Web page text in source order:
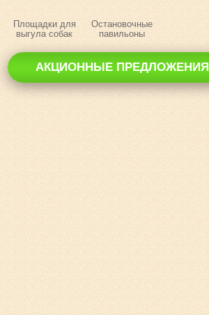
Площадки для
выгула собак
Остановочные
павильоны
АКЦИОННЫЕ ПРЕДЛОЖЕНИЯ